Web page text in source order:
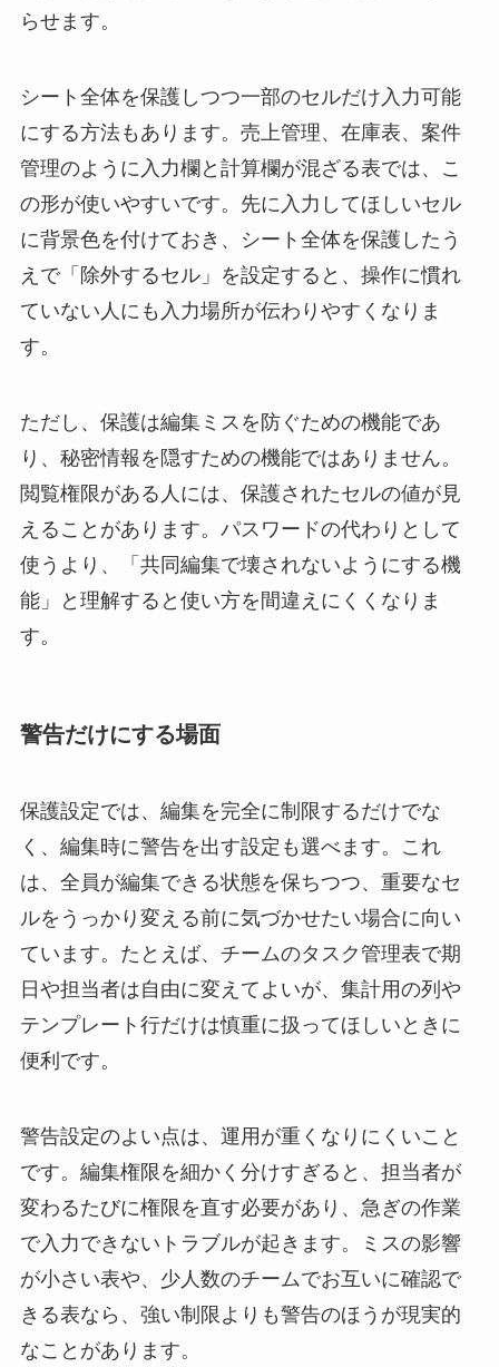
らせます。
シート全体を保護しつつ一部のセルだけ入力可能
にする方法もあります。売上管理、在庫表、案件
管理のように入力欄と計算欄が混ざる表では、こ
の形が使いやすいです。先に入力してほしいセル
に背景色を付けておき、シート全体を保護したう
えで「除外するセル」を設定すると、操作に慣れ
ていない人にも入力場所が伝わりやすくなりま
す。
ただし、保護は編集ミスを防ぐための機能であ
り、秘密情報を隠すための機能ではありません。
閲覧権限がある人には、保護されたセルの値が見
えることがあります。パスワードの代わりとして
使うより、「共同編集で壊されないようにする機
能」と理解すると使い方を間違えにくくなりま
す。
警告だけにする場面
保護設定では、編集を完全に制限するだけでな
く、編集時に警告を出す設定も選べます。これ
は、全員が編集できる状態を保ちつつ、重要なセ
ルをうっかり変える前に気づかせたい場合に向い
ています。たとえば、チームのタスク管理表で期
日や担当者は自由に変えてよいが、集計用の列や
テンプレート行だけは慎重に扱ってほしいときに
便利です。
警告設定のよい点は、運用が重くなりにくいこと
です。編集権限を細かく分けすぎると、担当者が
変わるたびに権限を直す必要があり、急ぎの作業
で入力できないトラブルが起きます。ミスの影響
が小さい表や、少人数のチームでお互いに確認で
きる表なら、強い制限よりも警告のほうが現実的
なことがあります。